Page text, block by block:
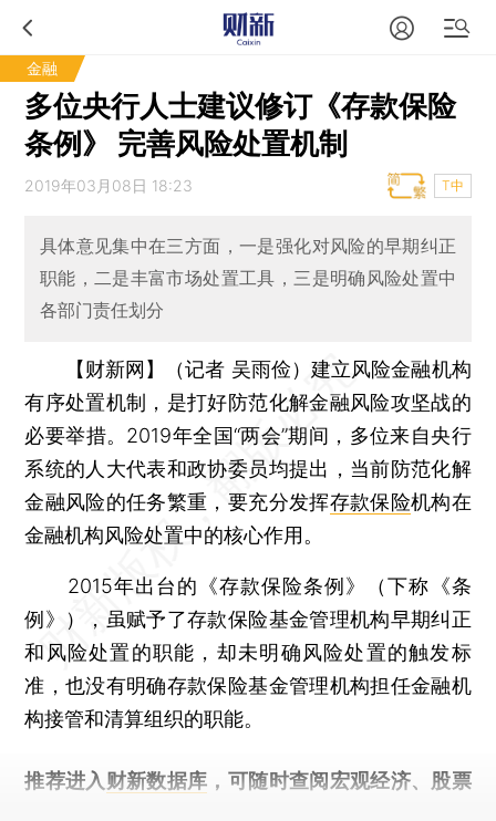
金融
多位央行人士建议修订《存款保险
条例》 完善风险处置机制
2019年03月08日 18:23 T中
具体意见集中在三方面，一是强化对风险的早期纠正
职能，二是丰富市场处置工具，三是明确风险处置中
各部门责任划分
【财新网】（记者 吴雨俭） 建立风险金融机构
有序处置机制，是打好防范化解金融风险攻坚战的
必要举措。2019年全国“两会”期间，多位来自央行
系统的人大代表和政协委员均提出，当前防范化解
金融风险的任务繁重，要充分发挥存款保险机构在
金融机构风险处置中的核心作用。
2015年出台的《存款保险条例》（下称《条
例》），虽赋予了存款保险基金管理机构早期纠正
和风险处置的职能，却未明确风险处置的触发标
准，也没有明确存款保险基金管理机构担任金融机
构接管和清算组织的职能。
推荐进入 财新数据库 ，可随时查阅宏观经济、股票